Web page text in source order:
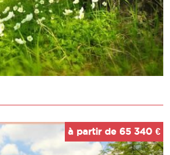
à partir de 65 340 €